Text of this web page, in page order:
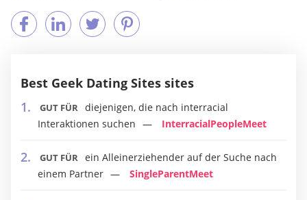
Best Geek Dating Sites sites
GUT FÜR diejenigen, die nach interracial
Interaktionen suchen
InterracialPeopleMeet
GUT FÜR ein Alleinerziehender auf der Suche nach
einem Partner
SingleParentMeet